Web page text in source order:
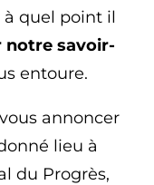
à quel point il
notre savoir-
entoure.
annoncer
lieu à
du Progrès,